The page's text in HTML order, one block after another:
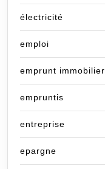
électricité
emploi
emprunt immobilier
empruntis
entreprise
epargne